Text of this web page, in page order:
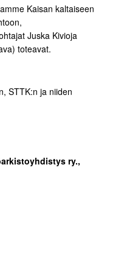
Kaisan kaltaiseen
Juska Kivioja
toteavat.
STTK:n ja niiden
ry.,